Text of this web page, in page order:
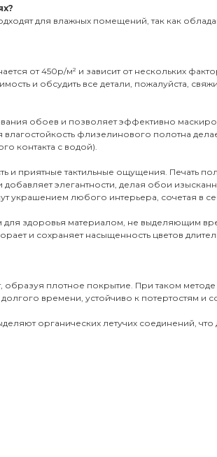
для влажных помещений, так как
от 450р/м² и зависит от нескольких
и обсудить все детали, пожалуйста,
обоев и позволяет эффективно
флизелинового полотна
контакта с водой).
и приятные тактильные ощущения. Печать
элегантности, делая обои
украшением любого интерьера, сочетая в
здоровья материалом, не выделяющим
и сохраняет насыщенность цветов
плотное покрытие. При таком
времени, устойчиво к потертостям
органических летучих соединений,